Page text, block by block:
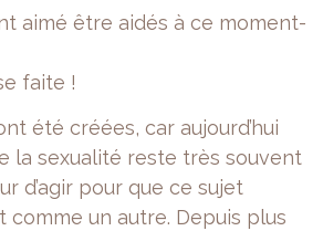
aimé être aidés à ce moment-
faite !
été créées, car aujourd’hui
la sexualité reste très souvent
d’agir pour que ce sujet
comme un autre. Depuis plus